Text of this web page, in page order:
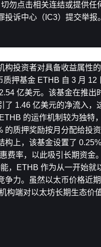
勿点击相关连结或提供
投诉中心（IC3）提交举报
构投资者对具备收益属性
押基金 ETHB 自 3 月 12
亿美元。该基金在推出
了 1.46 亿美元的净流入，
的运作机制较为独特
的质押奖励按月分配给投
构上，该基金设置了
费率，以此吸引长期资金
，ETHB 作为从一开始就
争力。虽然以太币价格近
构端对以太坊长期生态价